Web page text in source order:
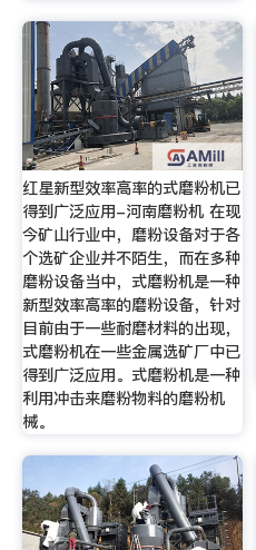
红星新型效率高率的式磨粉机已
得到广泛应用-河南磨粉机 在现
今矿山行业中，磨粉设备对于各
个选矿企业并不陌生，而在多种
磨粉设备当中，式磨粉机是一种
新型效率高率的磨粉设备，针对
目前由于一些耐磨材料的出现，
式磨粉机在一些金属选矿厂中已
得到广泛应用。式磨粉机是一种
利用冲击来磨粉物料的磨粉机
械。